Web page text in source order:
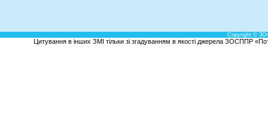
Copyright ©
Цитування в інших ЗМІ тільки зі згадуванням в якості джерела ЗОСППР